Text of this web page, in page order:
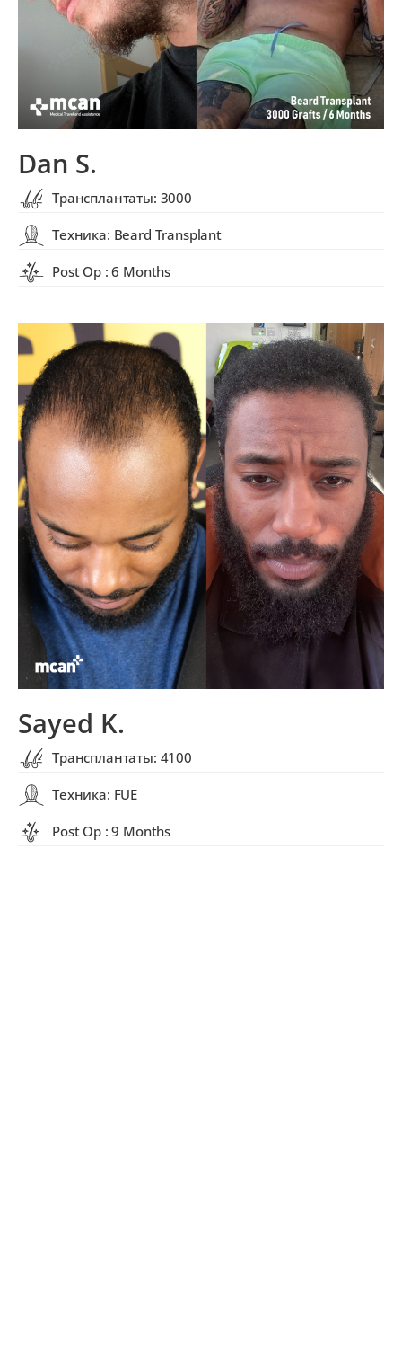
Dan S.
Трансплантаты: 3000
Техника: Beard Transplant
Post Op : 6 Months
Sayed K.
Трансплантаты: 4100
Техника: FUE
Post Op : 9 Months